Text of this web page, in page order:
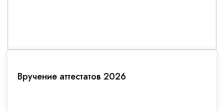
Вручение аттестатов 2026